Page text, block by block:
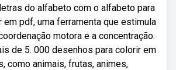
do alfabeto com o alfabeto para
pdf, uma ferramenta que estimula
motora e a concentração.
de 5. 000 desenhos para colorir em
como animais, frutas, animes,